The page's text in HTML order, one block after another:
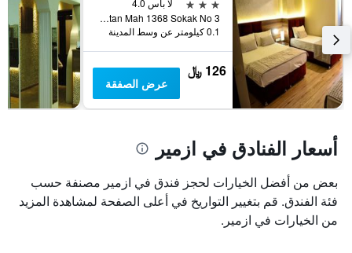
لا بأس 4.0
Ismet Kaptan Mah 1368 Sokak No 3, ازمير, تركيا
0.1 كيلومتر عن وسط المدينة
126 ﷼
عرض الصفقة
أسعار الفنادق في ازمير
بعض من أفضل الخيارات لحجز فندق في ازمير مصنفة حسب
فئة الفندق. قم بتغيير التواريخ في أعلى الصفحة لمشاهدة المزيد
من الخيارات في ازمير.